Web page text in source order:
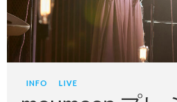
INFO LIVE